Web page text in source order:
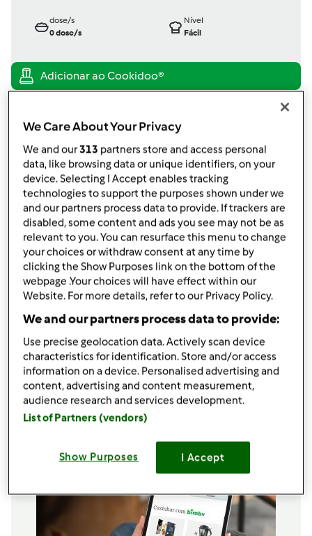
dose/s
0dose/s
Nível
Fácil
published: 28.06.2016
alterado: 28.06.2016
Adicionar às minhas coleções
Partilhar receita
Criar uma variante
Ingredientes
250gramaaçúcar
250gramaamêndoa pelada
50gramaclarade ovo grande
Adicionar à lista de compras
We Care About Your Privacy
We and our313 partners store and access personal
data, like browsing data or unique identifiers, on your
device. Selecting I Accept enables tracking
technologies to support the purposes shown under we
and our partners process data to provide. If trackers are
disabled, some content and ads you see may not be as
relevant to you. You can resurface this menu to change
your choices or withdraw consent at any time by
clicking the Show Purposes link on the bottom of the
webpage .Your choices will have effect within our
Website. For more details, refer to our Privacy Policy.
We and our partners process data to provide:
Use precise geolocation data. Actively scan device
characteristics for identification. Store and/or access
information on a device. Personalised advertising and
content, advertising and content measurement,
audience research and services development.
List of Partners (vendors)
Show Purposes I Accept